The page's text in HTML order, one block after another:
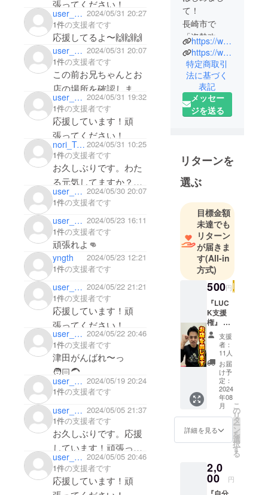
張ってください！
user_91096f837104 2024/05/31 20:27
1件の支援者です
応援してるよ〜🙌🙌🙌
user_9401e955d664 2024/05/31 20:07
1件の支援者です
この前お兄ちゃんとお
店の場所を確認しまし
た＾＾ 頑張って
ね！！！！！！
user_8d4c481d6d64 2024/05/31 19:32
1件の支援者です
応援しています！頑
張ってください！
nori_Trail 2024/05/31 10:25
1件の支援者です
お久しぶりです。わた
る元気してますか？高
校の同級生、松尾紀彦
です。今回のお店の立
ち上げについてインス
タで知り、同級生が頑
張ってる姿に喜びと同
時に、自分に対しても
励みをもらっていま
す。締め切りギリギリ
なってしまいました
が、是非協力させて下
さい。そしてこれから
応援してます。言わな
くても大丈夫だと思い
ますが…頑張って下さ
い！笑
user_4ebf75240bb4 2024/05/30 20:07
1件の支援者です
user_0079fa2d5e04 2024/05/23 16:11
1件の支援者です
頑張れよ👊
yngth
2024/05/23 12:21
1件の支援者です
user_67764d28b254 2024/05/22 21:21
1件の支援者です
応援しています！頑
張ってください！
user_00c1d086aac4 2024/05/22 20:46
1件の支援者です
津田がんばれ〜っ
🧑🏻‍🦱
user_1078ff380054 2024/05/19 20:24
1件の支援者です
user_ea8813aa5924 2024/05/05 21:37
1件の支援者です
お久しぶりです。応援
しています！頑張って
ください！
user_8d7362dbe4e4 2024/05/05 20:46
1件の支援者です
応援しています！頑
て！
長崎市で
「姿勢改善 ×
整体サロン
LUCK」を運
営している
津田 航（つ
だ わたる）
と申しま
私は理学療
法士として
病院やクリ
務し、肩こ
り・腰痛な
ど慢性的な
不調に悩む
多くの方の
リハビリや
身体のケア
に携わって
きました。
そうした経
験を通じ
て、「一時
的な施術だ
く、姿勢や
体の使い方
から整える
こと」が根
本改善につ
信し、2024
年に独立し
https://www.instagram.com/wataru_luck?igsh=M2xqNTV4M28xc3dh&utm_source=qr
https://www.canva.com/design/DAGCotKtL08/Jm6k2sSBtObEEjDEgb-3jw/edit
特定商取引
法に基づく
表記
メッセー
ジを送る
リターンを
選ぶ
目標金額
未達でも
リターン
が届きま
す(All-in
方式)
500円
『LUC
K支援
権』 ご
支援い
ただい
た方に
はお礼
の熱い
メール
をさせ
ていた
だきま
す！ 備
考欄に
お名前
の記載
い致し
ます。
支援
者：
11人
お届
け予
定：
2024
年08
月
詳細を見る
こ
の
リ
タ
ー
ン
を
選
択
す
る
2,0
00 円